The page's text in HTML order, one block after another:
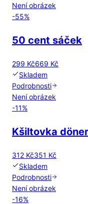
Není obrázek
-55%
50 cent sáček
299 Kč669 Kč
Skladem
Podrobnosti
Není obrázek
-11%
Kšiltovka
312 Kč351 Kč
Skladem
Podrobnosti
Není obrázek
-16%